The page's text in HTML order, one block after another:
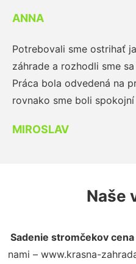
ANNA
Potrebovali sme ostrihať
záhrade a rozhodli sme
Práca bola odvedená na
rovnako sme boli spokojní
MIROSLAV
Naše
Sadenie stromčekov
nami – www.krasna-